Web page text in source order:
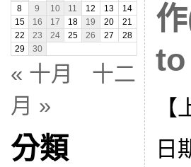
8
9 10 11 12 13
14
15
16 17 18 19 20
21
22
23 24 25 26 27
28
29
30
« 十月
十二
月 »
分類
to
日